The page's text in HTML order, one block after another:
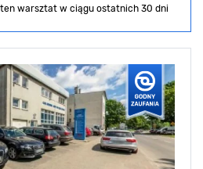
warsztat w ciągu ostatnich 30 dni